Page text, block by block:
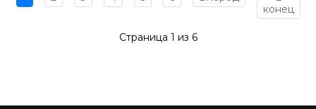
конец
Страница 1 из 6